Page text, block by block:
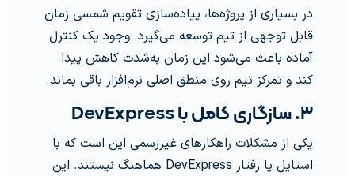
در بسیاری از پروژه‌ها، پیاده‌سازی تقویم شمسی زمان
قابل توجهی از تیم توسعه می‌گیرد. وجود یک کنترل
آماده باعث می‌شود این زمان به‌شدت کاهش پیدا
کند و تمرکز تیم روی منطق اصلی نرم‌افزار باقی بماند.
۳. سازگاری کامل با DevExpress
یکی از مشکلات راهکارهای غیررسمی این است که با
استایل یا رفتار DevExpress هماهنگ نیستند. این